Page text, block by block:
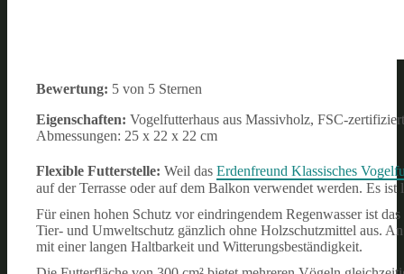
Bewertung: 5 von 5 Sternen
Eigenschaften: Vogelfutterhaus aus Massivholz, FSC-
Abmessungen: 25 x 22 x 22 cm
Flexible Futterstelle: Weil das Erdenfreund Klassisches
auf der Terrasse oder auf dem Balkon verwendet werden. Es
Für einen hohen Schutz vor eindringendem Regenwasser ist
Tier- und Umweltschutz gänzlich ohne Holzschutzmittel aus.
mit einer langen Haltbarkeit und Witterungsbeständigkeit.